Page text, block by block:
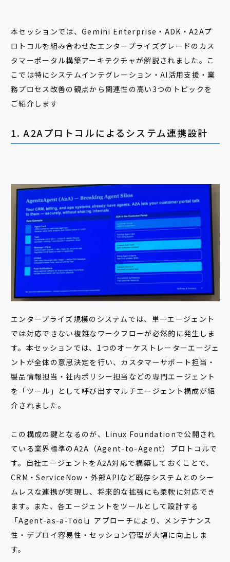
本セッションでは、Gemini Enterprise・ADK・A2Aプ
ロトコルを組み合わせたエンタープライズグレードのカス
タマーポータル構築アーキテクチャが解説されました。こ
こでは特にシステムインテグレーション・AI活用支援・業
務プロセス改善の観点から関連性の高い3つのトピックを
ご紹介します
1. A2Aプロトコルによるシステム連携設計
エンタープライズ規模のシステムでは、単一エージェント
では対応できない複雑なワークフローが必然的に発生しま
す。本セッションでは、1つのオーケストレーターエージェ
ントが全体の意思決定を行い、カスタマーサポート担当・
製品情報担当・社内ポリシー担当などの専門エージェント
を「ツール」として呼び出すマルチエージェント構成が紹
介されました。
この構成の鍵となるのが、Linux Foundationで公開され
ている業界標準のA2A（Agent-to-Agent）プロトコルで
す。自社エージェントをA2A対応で構築しておくことで、
CRM・ServiceNow・外部APIなど既存システムとのシー
ムレスな連携が実現し、将来的な拡張にも柔軟に対応でき
ます。また、各エージェントをツールとして設計する
「Agent-as-a-Tool」アプローチにより、メンテナンス
性・デプロイ容易性・セッション管理が大幅に向上しま
す。